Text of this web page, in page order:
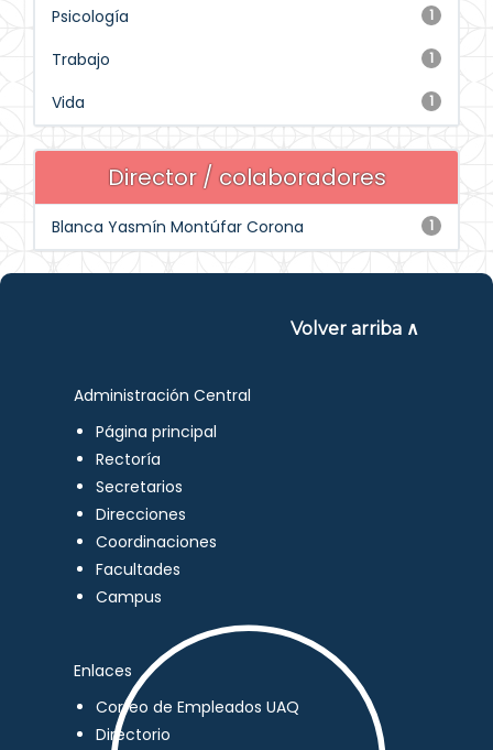
1
Psicología
1
Trabajo
1
Vida
Director / colaboradores
1
Blanca Yasmín Montúfar Corona
Volver arriba ∧
Administración Central
Página principal
Rectoría
Secretarios
Direcciones
Coordinaciones
Facultades
Campus
Enlaces
Correo de Empleados UAQ
Directorio